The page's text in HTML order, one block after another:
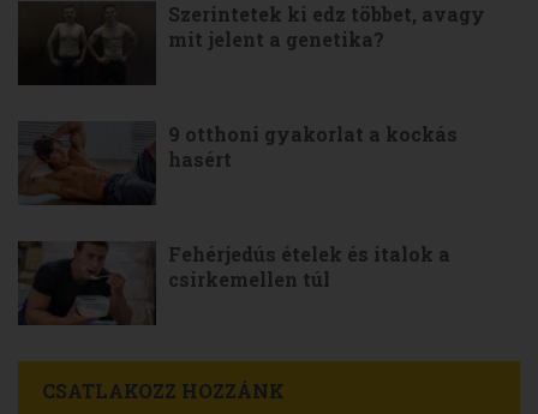
Szerintetek ki edz többet, avagy
mit jelent a genetika?
9 otthoni gyakorlat a kockás
hasért
Fehérjedús ételek és italok a
csirkemellen túl
CSATLAKOZZ HOZZÁNK